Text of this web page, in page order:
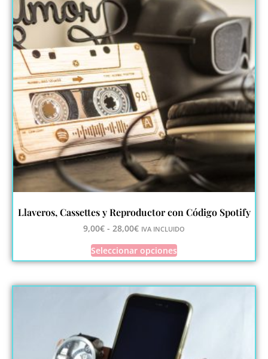
Llaveros, Cassettes y Reproductor con Código Spotify
9,00€ - 28,00€ IVA INCLUIDO
Seleccionar opciones